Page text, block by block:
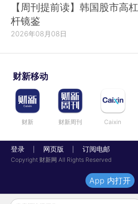
【周刊提前读】韩国股市高杠
杆镜鉴
2026年08月08日
财新移动
财新 财新周刊 Caixin
登录 网页版 订阅电邮
Copyright 财新网 All Rights Reserved
App 内打开